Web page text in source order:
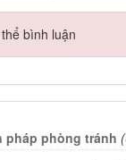
bình luận
pháp phòng tránh